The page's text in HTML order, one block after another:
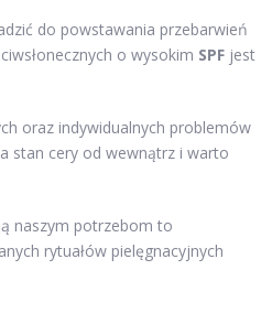
do powstawania przebarwień
o wysokim SPF jest
oraz indywidualnych problemów
stan cery od wewnątrz i warto
naszym potrzebom to
rytuałów pielęgnacyjnych